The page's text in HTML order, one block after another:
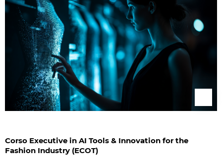
Corso Executive in AI Tools & Innovation for the
Fashion Industry (ECOT)